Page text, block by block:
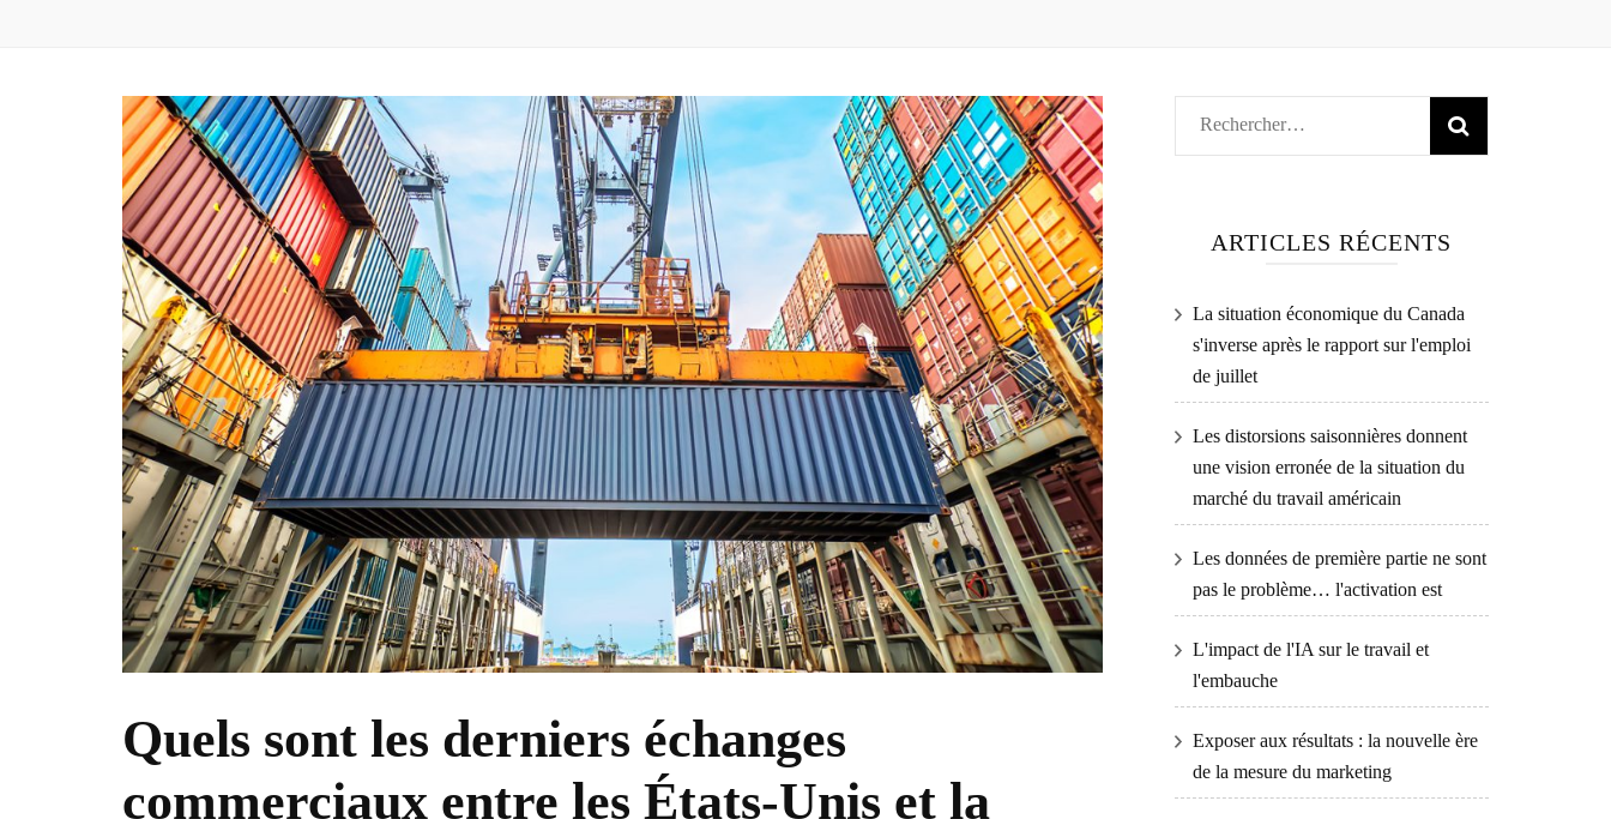
Quels sont les derniers échanges
commerciaux entre les États-Unis et la
Rechercher :
ARTICLES RÉCENTS
La situation économique du Canada
s'inverse après le rapport sur l'emploi
de juillet
Les distorsions saisonnières donnent
une vision erronée de la situation du
marché du travail américain
Les données de première partie ne sont
pas le problème… l'activation est
L'impact de l'IA sur le travail et
l'embauche
Exposer aux résultats : la nouvelle ère
de la mesure du marketing